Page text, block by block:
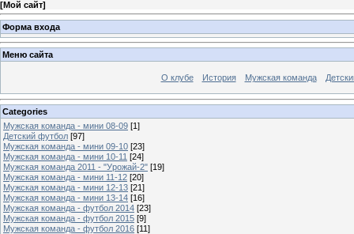
[Мой сайт]
Форма входа
Меню сайта
О клубе История Мужская команда
Categories
Мужская команда - мини 08-09 [1]
Детский футбол [97]
Мужская команда - мини 09-10 [23]
Мужская команда - мини 10-11 [24]
Мужская команда 2011 - "Урожай-2" [19]
Мужская команда - мини 11-12 [20]
Мужская команда - мини 12-13 [21]
Мужская команда - мини 13-14 [16]
Мужская команда - футбол 2014 [23]
Мужская команда - футбол 2015 [9]
Мужская команда - футбол 2016 [11]